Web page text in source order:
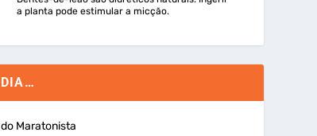
a planta pode estimular a micção.
DIA…
do Maratonista